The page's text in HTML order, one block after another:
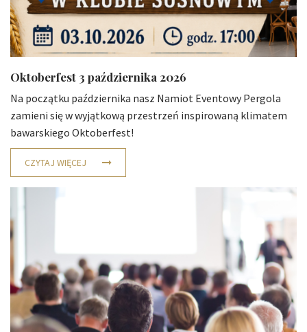
Oktoberfest 3 października 2026
Na początku października nasz Namiot Eventowy Pergola
zamieni się w wyjątkową przestrzeń inspirowaną klimatem
bawarskiego Oktoberfest!
CZYTAJ WIĘCEJ